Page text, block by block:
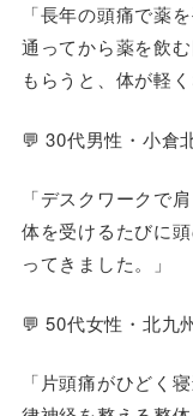
「長年の頭痛で薬
通ってから薬を飲
もらうと、体が軽く
💬30代男性・小倉
「デスクワークで
体を受けるたびに
ってきました。」
💬50代女性・北九
「片頭痛がひどく